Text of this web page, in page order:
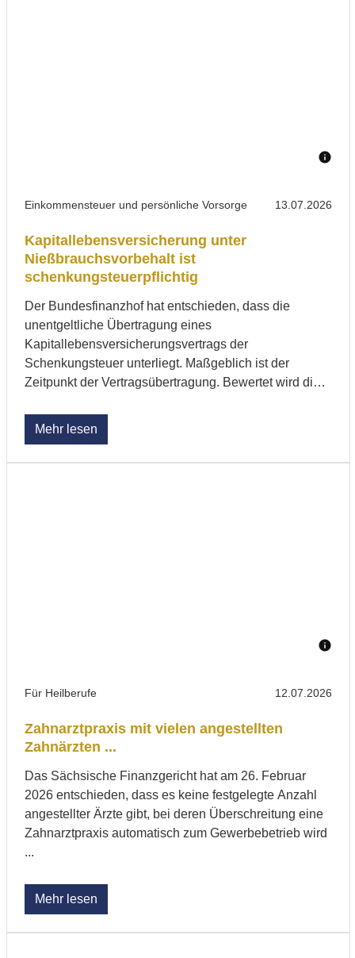
Einkommensteuer und persönliche Vorsorge 13.07.2026
Kapitallebensversicherung unter
Nießbrauchsvorbehalt ist
schenkungsteuerpflichtig
Der Bundesfinanzhof hat entschieden, dass die
unentgeltliche Übertragung eines
Kapitallebensversicherungsvertrags der
Schenkungsteuer unterliegt. Maßgeblich ist der
Zeitpunkt der Vertragsübertragung. Bewertet wird die
Mehr lesen
Für Heilberufe 12.07.2026
Zahnarztpraxis mit vielen angestellten
Zahnärzten ...
Das Sächsische Finanzgericht hat am 26. Februar
2026 entschieden, dass es keine festgelegte Anzahl
angestellter Ärzte gibt, bei deren Überschreitung eine
Zahnarztpraxis automatisch zum Gewerbebetrieb wird
...
Mehr lesen